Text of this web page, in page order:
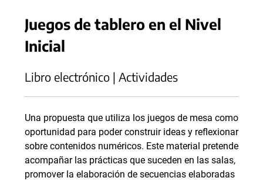
Juegos de tablero en el Nivel
Inicial
Libro electrónico | Actividades
Una propuesta que utiliza los juegos de mesa como
oportunidad para poder construir ideas y reflexionar
sobre contenidos numéricos. Este material pretende
acompañar las prácticas que suceden en las salas,
promover la elaboración de secuencias elaboradas